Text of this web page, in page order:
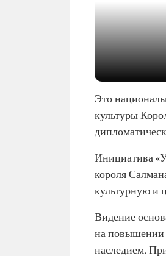
Это
культуры
Инициатива
короля
культурную и
Видение
на повышении
наследием.